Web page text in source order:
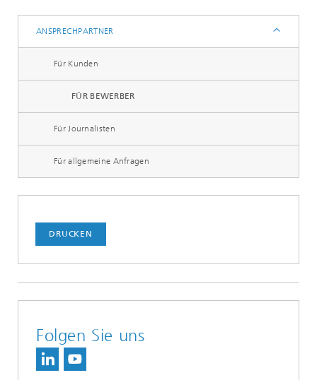
ANSPRECHPARTNER
Für Kunden
FÜR BEWERBER
Für Journalisten
Für allgemeine Anfragen
DRUCKEN
Folgen Sie uns